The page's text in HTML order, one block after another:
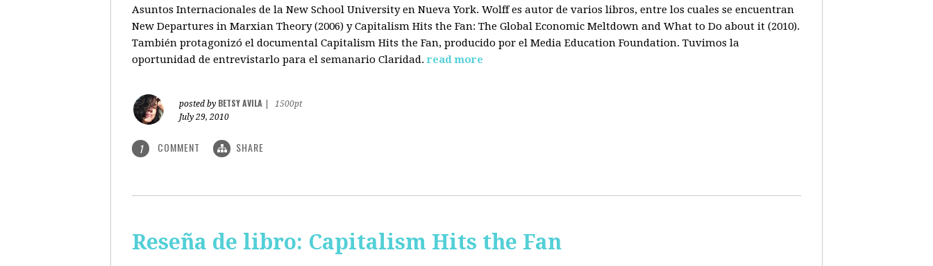
Asuntos Internacionales de la New School University en Nueva York. Wolff es autor de varios libros, entre los cuales se encuentran
New Departures in Marxian Theory (2006) y Capitalism Hits the Fan: The Global Economic Meltdown and What to Do about it (2010).
También protagonizó el documental Capitalism Hits the Fan, producido por el Media Education Foundation. Tuvimos la
oportunidad de entrevistarlo para el semanario Claridad. read more
posted by BETSY AVILA
1500pt
July 29, 2010
1 COMMENT SHARE
Reseña de libro: Capitalism Hits the Fan